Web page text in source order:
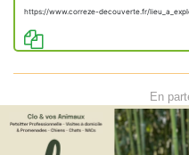
https://www.correze-decouverte.fr/
En